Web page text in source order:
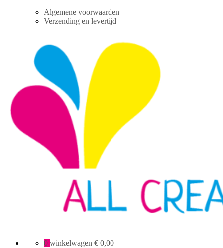
Algemene voorwaarden
Verzending en levertijd
Creative
0 winkelwagen € 0,00